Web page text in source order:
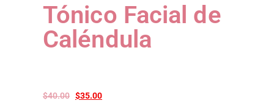
Tónico Facial de
Caléndula
$40.00 $35.00